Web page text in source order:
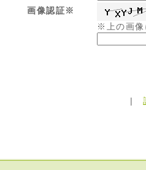
画像認証※
※上の画像
|